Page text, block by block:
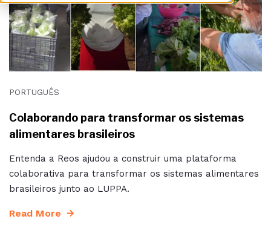
PORTUGUÊS
Colaborando para transformar os sistemas
alimentares brasileiros
Entenda a Reos ajudou a construir uma plataforma
colaborativa para transformar os sistemas alimentares
brasileiros junto ao LUPPA.
Read More